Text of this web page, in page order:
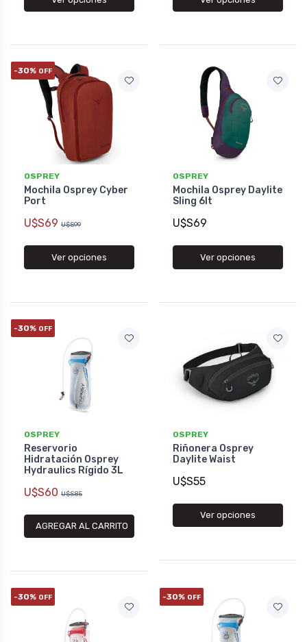
-30% OFF
OSPREY
Mochila Osprey Cyber
Port
U$S69 U$S99
Ver opciones
OSPREY
Mochila Osprey Daylite
Sling 6lt
U$S69
Ver opciones
-30% OFF
OSPREY
Reservorio
Hidratación Osprey
Hydraulics Rígido 3L
U$S60 U$S85
AGREGAR AL CARRITO
OSPREY
Riñonera Osprey
Daylite Waist
U$S55
Ver opciones
-30% OFF -30% OFF